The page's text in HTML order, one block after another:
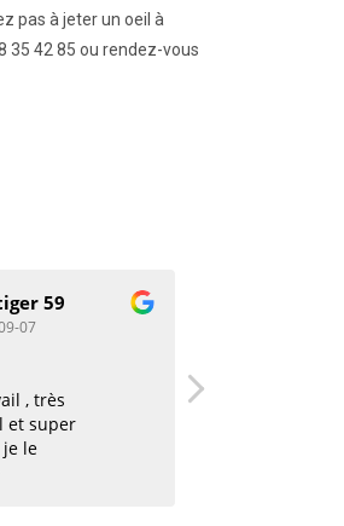
pas à jeter un oeil à
35 42 85 ou rendez-vous
Mon héros ! Appel pour une
urgence dans la matinée,